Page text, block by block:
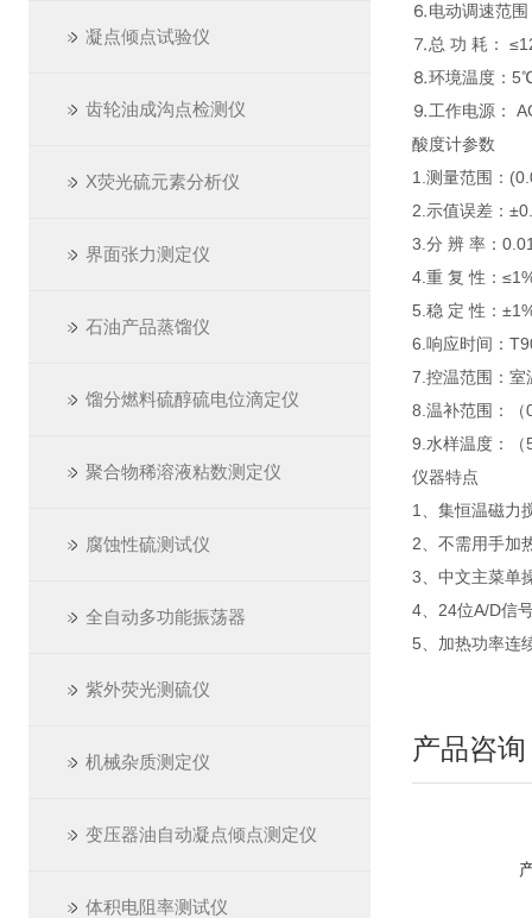
凝点倾点试验仪
齿轮油成沟点检测仪
X荧光硫元素分析仪
界面张力测定仪
石油产品蒸馏仪
馏分燃料硫醇硫电位滴定仪
聚合物稀溶液粘数测定仪
腐蚀性硫测试仪
全自动多功能振荡器
紫外荧光测硫仪
机械杂质测定仪
变压器油自动凝点倾点测定仪
体积电阻率测试仪
⒍电动调速范
⒎总 功 耗：
⒏环境温度：
⒐工作电源：
酸度计参数
1.测量范围：
2.示值误差：
3.分 辨 率：
4.重 复 性：
5.稳 定 性：
6.响应时间：
7.控温范围：
8.温补范围：
9.水样温度：
仪器特点
1、集恒温磁力
2、不需用手加
3、中文主菜单
4、24位A/D信
5、加热功率连
产品咨询